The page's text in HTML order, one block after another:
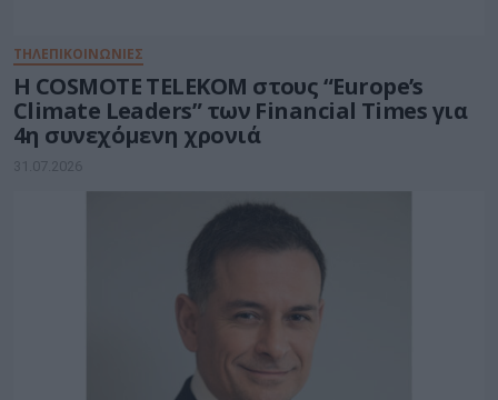
ΤΗΛΕΠΙΚΟΙΝΩΝΙΕΣ
Η COSMOTE TELEKOM στους “Europe’s
Climate Leaders” των Financial Times για
4η συνεχόμενη χρονιά
31.07.2026